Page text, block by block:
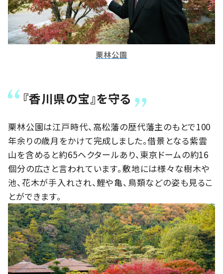
栗林公園
『香川県の宝』を守る
栗林公園は江戸時代、高松藩の歴代藩主のもとで100
年余りの歳月をかけて完成しました。借景となる紫雲
山を含めると約65ヘクタールあり、東京ドームの約16
個分の広さと言われています。敷地には様々な樹木や
池、花木が手入れされ、鯉や亀、鳥類などの姿も見るこ
とができます。